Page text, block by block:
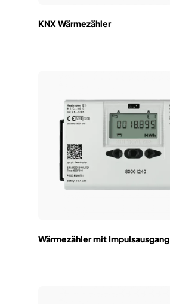
KNX Wärmezähler
Wärmezähler mit Impulsausgang